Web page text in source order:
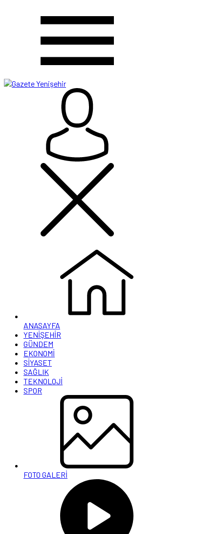
ANASAYFA
YENİŞEHİR
GÜNDEM
EKONOMİ
SİYASET
SAĞLIK
TEKNOLOJİ
SPOR
FOTO GALERİ